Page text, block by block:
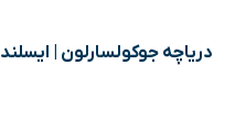
دریاچه جوکولسارلون | ایسلند